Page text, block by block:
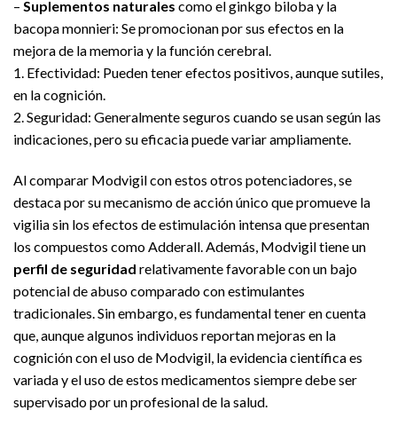
– Suplementos naturales como el ginkgo biloba y la
bacopa monnieri: Se promocionan por sus efectos en la
mejora de la memoria y la función cerebral.
1. Efectividad: Pueden tener efectos positivos, aunque sutiles,
en la cognición.
2. Seguridad: Generalmente seguros cuando se usan según las
indicaciones, pero su eficacia puede variar ampliamente.
Al comparar Modvigil con estos otros potenciadores, se
destaca por su mecanismo de acción único que promueve la
vigilia sin los efectos de estimulación intensa que presentan
los compuestos como Adderall. Además, Modvigil tiene un
perfil de seguridad relativamente favorable con un bajo
potencial de abuso comparado con estimulantes
tradicionales. Sin embargo, es fundamental tener en cuenta
que, aunque algunos individuos reportan mejoras en la
cognición con el uso de Modvigil, la evidencia científica es
variada y el uso de estos medicamentos siempre debe ser
supervisado por un profesional de la salud.